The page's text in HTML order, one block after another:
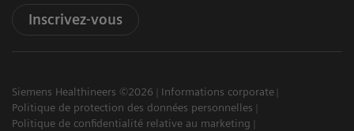
Inscrivez-vous
Siemens Healthineers ©2026
Informations corporate
Politique de protection des données personnelles
Politique de confidentialité relative au marketing